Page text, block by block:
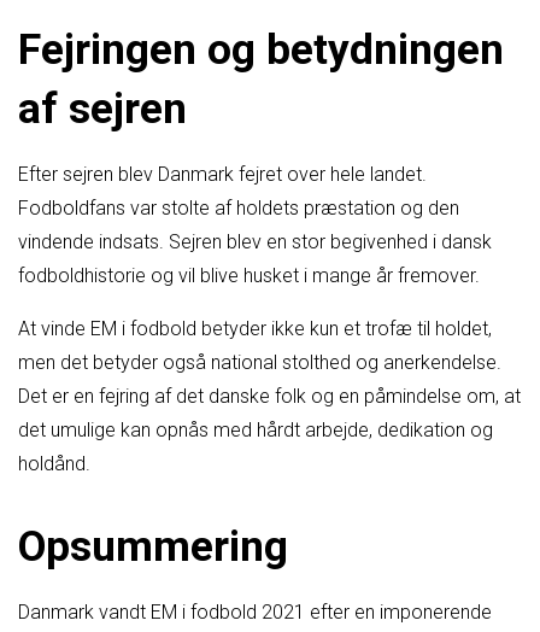
Fejringen og betydningen
af sejren
Efter sejren blev Danmark fejret over hele landet.
Fodboldfans var stolte af holdets præstation og den
vindende indsats. Sejren blev en stor begivenhed i dansk
fodboldhistorie og vil blive husket i mange år fremover.
At vinde EM i fodbold betyder ikke kun et trofæ til holdet,
men det betyder også national stolthed og anerkendelse.
Det er en fejring af det danske folk og en påmindelse om, at
det umulige kan opnås med hårdt arbejde, dedikation og
holdånd.
Opsummering
Danmark vandt EM i fodbold 2021 efter en imponerende